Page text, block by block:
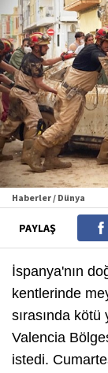
Haberler / Dünya
PAYLAŞ
İspanya'nın
kentlerinde
sırasında
Valencia
istedi.